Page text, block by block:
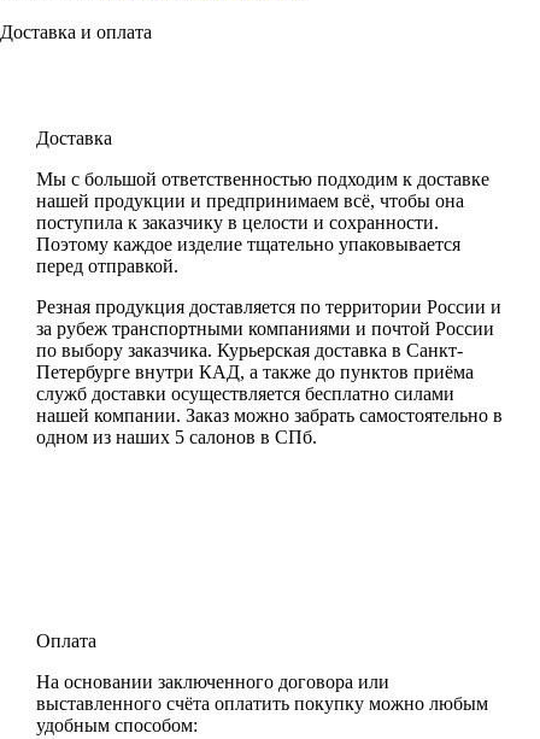
Доставка и оплата
Доставка
Мы с большой ответственностью подходим к доставке
нашей продукции и предпринимаем всё, чтобы она
поступила к заказчику в целости и сохранности.
Поэтому каждое изделие тщательно упаковывается
перед отправкой.
Резная продукция доставляется по территории России и
за рубеж транспортными компаниями и почтой России
по выбору заказчика. Курьерская доставка в Санкт-
Петербурге внутри КАД, а также до пунктов приёма
служб доставки осуществляется бесплатно силами
нашей компании. Заказ можно забрать самостоятельно в
одном из наших 5 салонов в СПб.
Оплата
На основании заключенного договора или
выставленного счёта оплатить покупку можно любым
удобным способом: